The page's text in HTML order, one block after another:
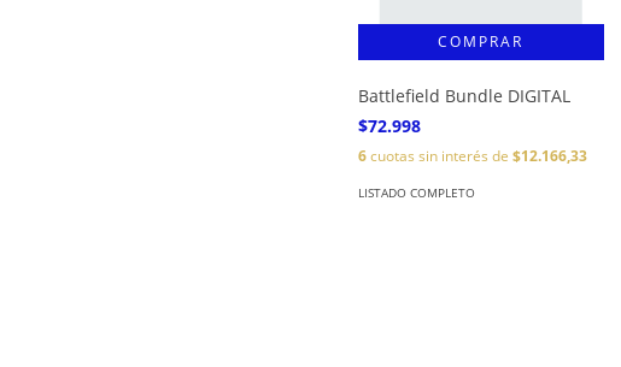
Battlefield Bundle DIGITAL
$72.998
6cuotas sin interés de $12.166,33
LISTADO COMPLETO